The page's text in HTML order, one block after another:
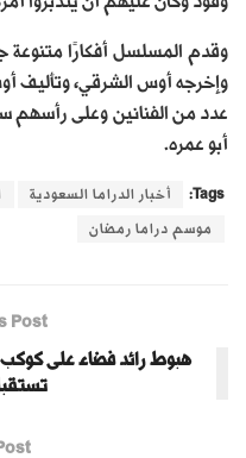
وقدم المسلسل أفكارًا
وإخرجه أوس الشرقي، وتأليف
عدد من الفنانين وعلى رأسهم
أبو عمره.
Tags: أخبار الدراما السعودية
موسم دراما رمضان
Post
هبوط رائد فضاء على